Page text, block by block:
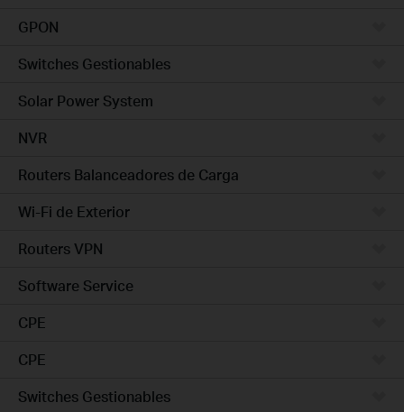
GPON
Switches Gestionables
Solar Power System
NVR
Routers Balanceadores de Carga
Wi-Fi de Exterior
Routers VPN
Software Service
CPE
CPE
Switches Gestionables